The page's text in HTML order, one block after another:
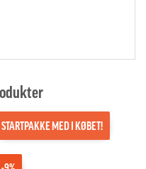
STARTPAKKE MED I KØBET!